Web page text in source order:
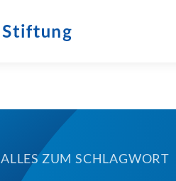
ALLES ZUM SCHLAGWORT